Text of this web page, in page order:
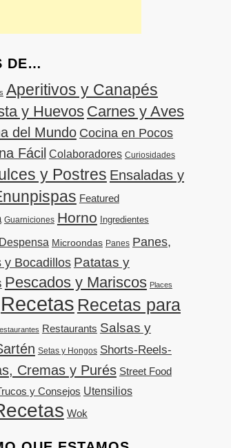
DE…
Aperitivos y Canapés
y Huevos Carnes y Aves
del Mundo Cocina en Pocos
Fácil Colaboradores Curiosidades
y Postres Ensaladas y
Featured
Guarniciones Horno Ingredientes
Microondas Panes Panes,
y Bocadillos Patatas y
Pescados y Mariscos Places
Recetas Recetas para
Restaurants Salsas y
Setas y Hongos Shorts-Reels-
Cremas y Purés Street Food
y Consejos Utensilios
Wok